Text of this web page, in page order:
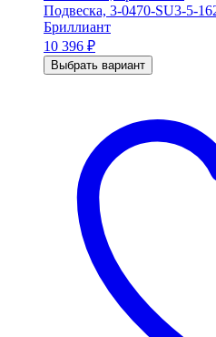
Подвеска, 3-0470-SU3-5-
Бриллиант
10 396 ₽
Выбрать вариант